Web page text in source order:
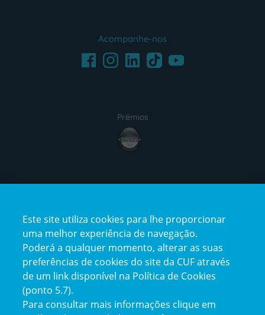
Acompanhe-nos
FacebookInstagramLinkedInTikTokYoutube
Prémios
award4
certification2certification3
Reclamações
Este site utiliza cookies para lhe proporcionar
uma melhor experiência de navegação.
Poderá a qualquer momento, alterar as suas
preferências de cookies do site da CUF através
de um link disponível na Política de Cookies
(ponto 5.7).
Para consultar mais informações clique em